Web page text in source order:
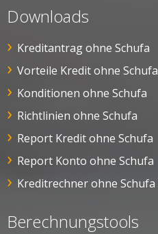
Downloads
Kreditantrag ohne Schufa
Vorteile Kredit ohne Schufa
Konditionen ohne Schufa
Richtlinien ohne Schufa
Report Kredit ohne Schufa
Report Konto ohne Schufa
Kreditrechner ohne Schufa
Berechnungstools